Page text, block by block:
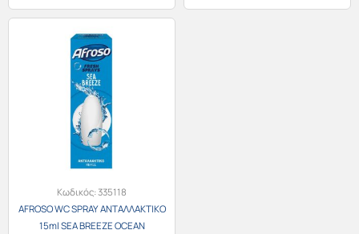
Κωδικός:335118
AFROSO WC SPRAY ΑΝΤΑΛΛΑΚΤΙΚΟ
15ml SEA BREEZE OCEAN